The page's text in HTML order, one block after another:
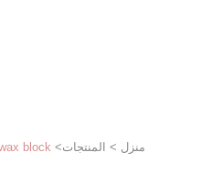
منزل > المنتجات>
block